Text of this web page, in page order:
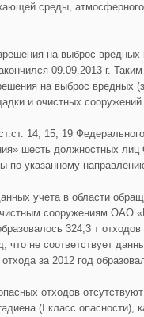
среды,
на выброс вредных
09.09.2013 г.
на выброс вредных
и очистных сооружений
14, 15, 19
шесть должностных
по указанному
учета в области
сооружениям ОАО
324,3 т
что не соответствует
за 2012 год
отходов
(I класс